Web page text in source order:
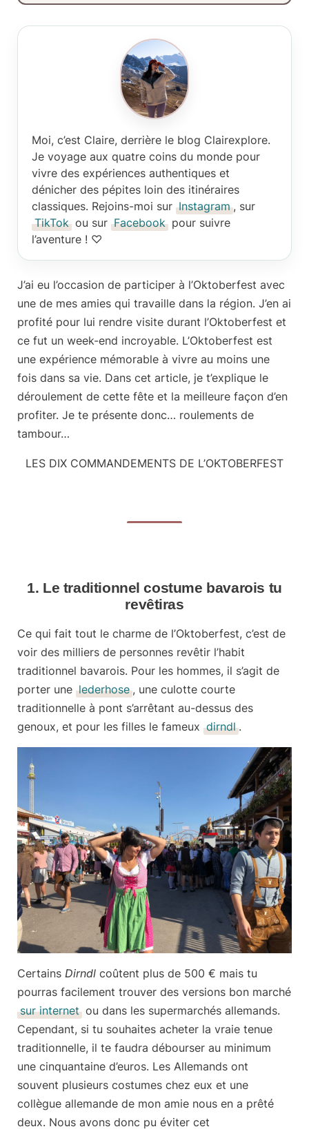
Moi, c’est Claire, derrière le blog Clairexplore.
Je voyage aux quatre coins du monde pour
vivre des expériences authentiques et
dénicher des pépites loin des itinéraires
classiques. Rejoins-moi sur Instagram , sur
TikTok ou sur Facebook pour suivre
l’aventure ! ♡
J’ai eu l’occasion de participer à l’Oktoberfest avec
une de mes amies qui travaille dans la région. J’en ai
profité pour lui rendre visite durant l’Oktoberfest et
ce fut un week-end incroyable. L’Oktoberfest est
une expérience mémorable à vivre au moins une
fois dans sa vie. Dans cet article, je t’explique le
déroulement de cette fête et la meilleure façon d’en
profiter. Je te présente donc… roulements de
tambour…
LES DIX COMMANDEMENTS DE L’OKTOBERFEST
1. Le traditionnel costume bavarois tu
revêtiras
Ce qui fait tout le charme de l’Oktoberfest, c’est de
voir des milliers de personnes revêtir l’habit
traditionnel bavarois. Pour les hommes, il s’agit de
porter une lederhose , une culotte courte
traditionnelle à pont s’arrêtant au-dessus des
genoux, et pour les filles le fameux dirndl .
Certains Dirndl coûtent plus de 500 € mais tu
pourras facilement trouver des versions bon marché
sur internet ou dans les supermarchés allemands.
Cependant, si tu souhaites acheter la vraie tenue
traditionnelle, il te faudra débourser au minimum
une cinquantaine d’euros. Les Allemands ont
souvent plusieurs costumes chez eux et une
collègue allemande de mon amie nous en a prêté
deux. Nous avons donc pu éviter cet